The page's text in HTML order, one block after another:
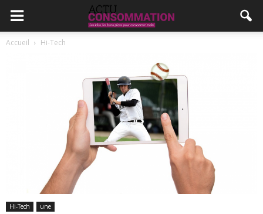
Accueil Hi-Tech
Hi-Tech une